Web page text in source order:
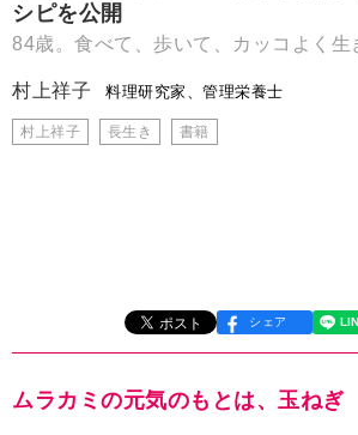
シピを公開
84歳。食べて、歩いて、カッコよく生
村上祥子 料理研究家、管理栄養士
村上祥子 長生き 書籍
シェア
ムラカミの元気のもとは、玉ねぎ